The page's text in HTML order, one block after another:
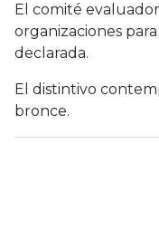
El comité
organizaciones
declarada.
El distintivo
bronce.